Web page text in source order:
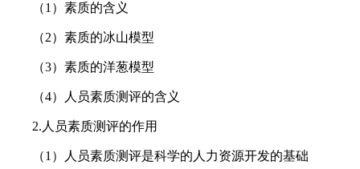
（1）素质的含义
（2）素质的冰山模型
（3）素质的洋葱模型
（4）人员素质测评的含义
2.人员素质测评的作用
（1）人员素质测评是科学的人力资源开发的基础